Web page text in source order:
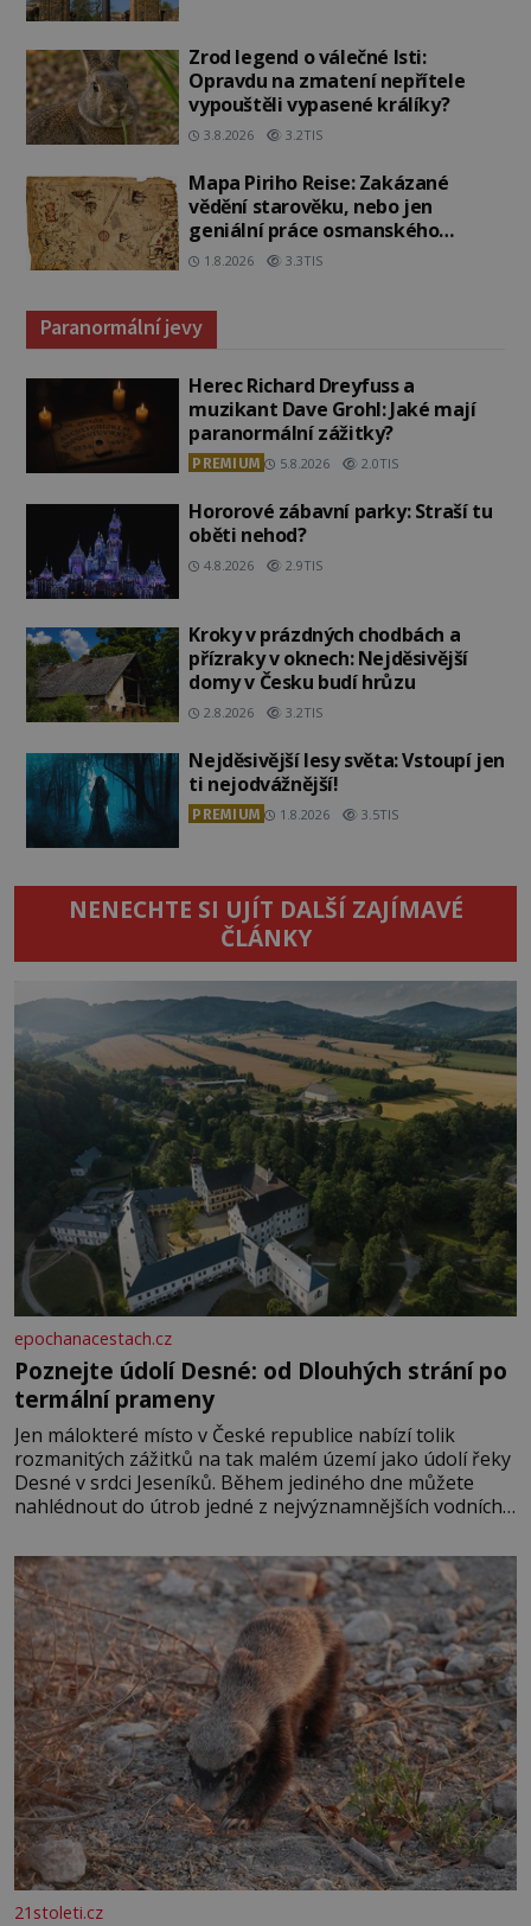
Zrod legend o válečné lsti:
Opravdu na zmatení nepřítele
vypouštěli vypasené králíky?
3.8.2026 3.2TIS
Mapa Piriho Reise: Zakázané
vědění starověku, nebo jen
geniální práce osmanského
admirála?
1.8.2026 3.3TIS
Paranormální jevy
Herec Richard Dreyfuss a
muzikant Dave Grohl: Jaké mají
paranormální zážitky?
PREMIUM 5.8.2026 2.0TIS
Hororové zábavní parky: Straší tu
oběti nehod?
4.8.2026 2.9TIS
Kroky v prázdných chodbách a
přízraky v oknech: Nejděsivější
domy v Česku budí hrůzu
2.8.2026 3.2TIS
Nejděsivější lesy světa: Vstoupí jen
ti nejodvážnější!
PREMIUM 1.8.2026 3.5TIS
NENECHTE SI UJÍT DALŠÍ ZAJÍMAVÉ
ČLÁNKY
epochanacestach.cz
Poznejte údolí Desné: od Dlouhých strání po
termální prameny
Jen málokteré místo v České republice nabízí tolik
rozmanitých zážitků na tak malém území jako údolí řeky
Desné v srdci Jeseníků. Během jediného dne můžete
nahlédnout do útrob jedné z nejvýznamnějších vodních
se na koloběžce a den zakončit poznáváním památek ve
Velkých Losinách nebo v termálním
21stoleti.cz